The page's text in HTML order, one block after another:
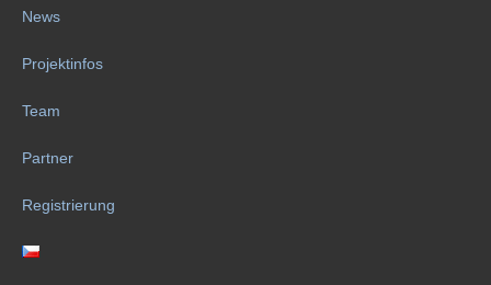
News
Projektinfos
Team
Partner
Registrierung